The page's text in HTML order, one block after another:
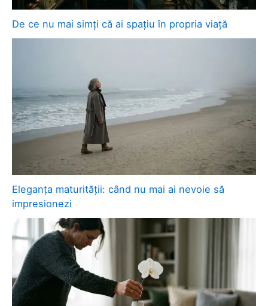
De ce nu mai simți că ai spațiu în propria viață
Eleganța maturității: când nu mai ai nevoie să
impresionezi